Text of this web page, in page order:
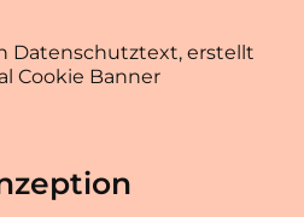
Datenschutztext, erstellt
Cookie Banner